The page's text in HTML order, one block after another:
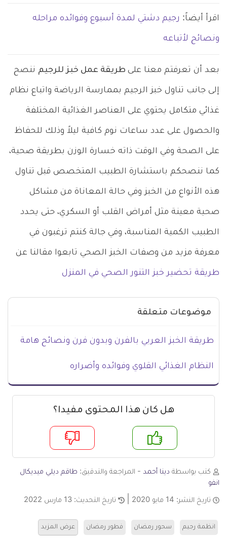
اقرأ أيضاً: رجيم دشتي لمدة أسبوع وفوائده مراحله
ونصائح لأتباعه
بعد أن تعرفتم معنا على طريقة عمل خبز للرجيم ننصح
إلى جانب تناول خبز الرجيم بممارسة الرياضة واتباع نظام
غذائي متكامل يحتوي على العناصر الغذائية المختلفة
والحصول على عدد ساعات نوم كافية ليلاً وذلك للحفاظ
على الصحة وفي الوقت ذاته خسارة الوزن بطريقة صحية،
كما ننصحكم باستشارة الطبيب المتخصص قبل تناول
هذه الأنواع من الخبز وفي حالة المعاناة من مشاكل
صحية معينة مثل أمراض القلب أو السكري، حتى يحدد
الطبيب الكمية المناسبة، وفي جالة كنتم ترغبون في
معرفة مزيد من وصفات الخبز الصحي تابعوا مقالنا عن
طريقة تحضير خبز التنور الصحي في المنزل
موضوعات متعلقة
طريقة الخبز العربي بالفرن وبدون فرن ونصائح هامة
النظام الغذائي القلوي وفوائده وأضراره
هل كان هذا المحتوى مفيدا؟
لا
كتب بواسطة دينا أحمد - المراجعة والتدقيق: طاقم ديلي ميديكال
انفو
تاريخ النشر: 14 مايو 2020 تاريخ التحديث: 13 مارس 2022
انظمة رجيم سحور رمضان فطور رمضان عرض المزيد